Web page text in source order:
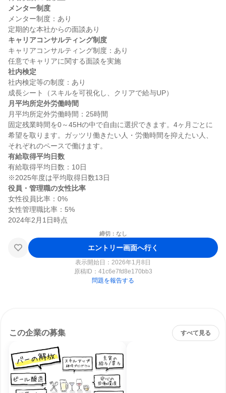
メンター制度
メンター制度：あり
キャリアコンサルティング制度
キャリアコンサルティング制度：あり
社内検定
社内検定等の制度：あり
月平均所定外労働時間
月平均所定外労働時間：25時間
固定残業時間を0～45Hの中で自由に選択できます。4ヶ月ごとに
希望を取ります。ガッツリ働きたい人・労働時間を抑えたい人、
有給取得平均日数
有給取得平均日数：10日
役員・管理職の女性比率
女性役員比率：0%
女性管理職比率：5%
締切：なし
エントリー画面へ行く
表示開始日：2026年1月8日
原稿ID： 41c6e7fd8e170bb3
問題を報告する
この企業の募集 すべて見る